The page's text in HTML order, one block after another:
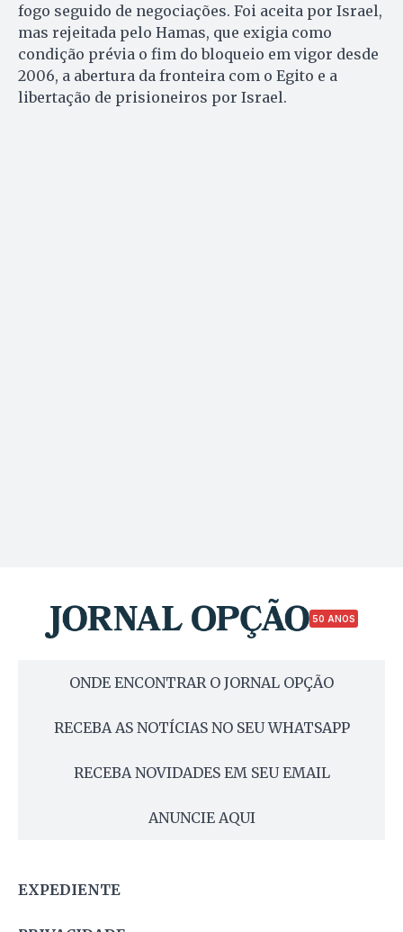
fogo seguido de negociações. Foi aceita por Israel,
mas rejeitada pelo Hamas, que exigia como
condição prévia o fim do bloqueio em vigor desde
2006, a abertura da fronteira com o Egito e a
libertação de prisioneiros por Israel.
50 ANOS
ONDE ENCONTRAR O JORNAL OPÇÃO
RECEBA AS NOTÍCIAS NO SEU WHATSAPP
RECEBA NOVIDADES EM SEU EMAIL
ANUNCIE AQUI
EXPEDIENTE